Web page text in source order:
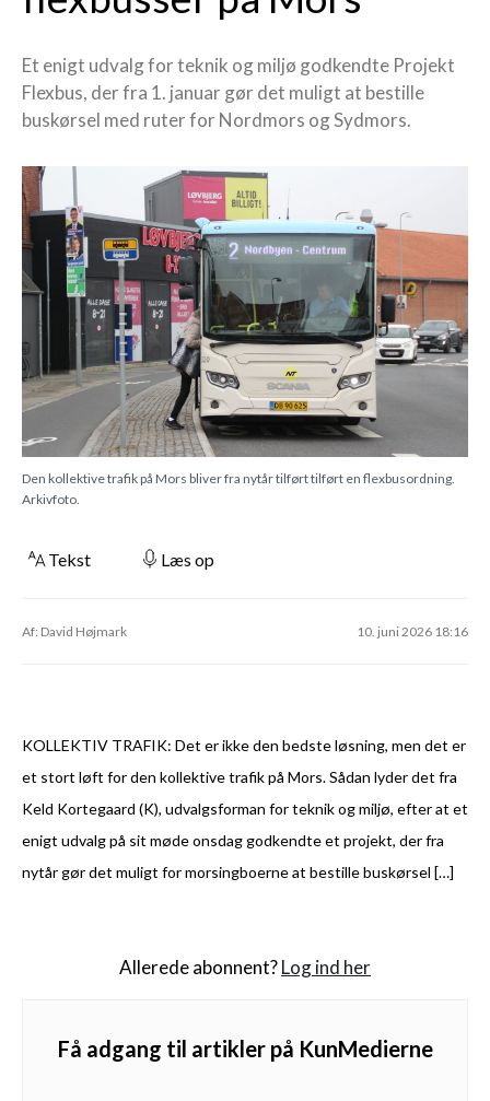
Et enigt udvalg for teknik og miljø godkendte Projekt
Flexbus, der fra 1. januar gør det muligt at bestille
buskørsel med ruter for Nordmors og Sydmors.
Den kollektive trafik på Mors bliver fra nytår tilført tilført en flexbusordning.
Arkivfoto.
Tekst Læs op
Af: David Højmark 10. juni 2026 18:16
KOLLEKTIV TRAFIK: Det er ikke den bedste løsning, men det er
et stort løft for den kollektive trafik på Mors. Sådan lyder det fra
Keld Kortegaard (K), udvalgsforman for teknik og miljø, efter at et
enigt udvalg på sit møde onsdag godkendte et projekt, der fra
nytår gør det muligt for morsingboerne at bestille buskørsel […]
Allerede abonnent?Log ind her
Få adgang til artikler på KunMedierne